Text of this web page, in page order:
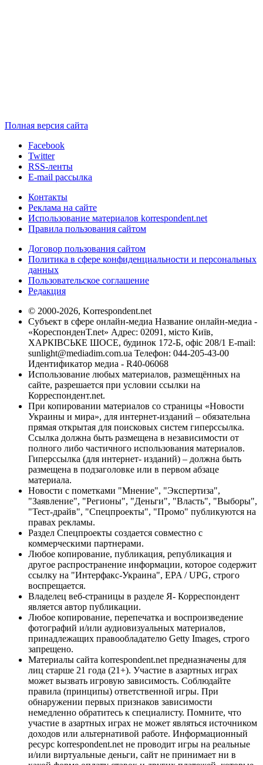
Полная версия сайта
Facebook
Twitter
RSS-ленты
E-mail рассылка
Контакты
Реклама на сайте
Использование материалов korrespondent.net
Правила пользования сайтом
Договор пользования сайтом
Политика в сфере конфиденциальности и персональных
данных
Пользовательское соглашение
Редакция
© 2000-2026, Korrespondent.net
Субъект в сфере онлайн-медиа Название онлайн-медиа -
«КореспонденТ.net» Адрес: 02091, місто Київ,
ХАРКІВСЬКЕ ШОСЕ, будинок 172-Б, офіс 208/1 E-mail:
sunlight@mediadim.com.ua Телефон: 044-205-43-00
Идентификатор медиа - R40-06068
Использование любых материалов, размещённых на
сайте, разрешается при условии ссылки на
Корреспондент.net.
При копировании материалов со страницы «Новости
Украины и мира», для интернет-изданий – обязательна
прямая открытая для поисковых систем гиперссылка.
Ссылка должна быть размещена в независимости от
полного либо частичного использования материалов.
Гиперссылка (для интернет- изданий) – должна быть
размещена в подзаголовке или в первом абзаце
материала.
Новости с пометками "Мнение", "Экспертиза",
"Заявление", "Регионы", "Деньги", "Власть", "Выборы",
"Тест-драйв", "Спецпроекты", "Промо" публикуются на
правах рекламы.
Раздел Спецпроекты создается совместно с
коммерческими партнерами.
Любое копирование, публикация, републикация и
другое распространение информации, которое содержит
ссылку на "Интерфакс-Украина", EPA / UPG, строго
воспрещается.
Владелец веб-страницы в разделе Я- Корреспондент
является автор публикации.
Любое копирование, перепечатка и воспроизведение
фотографий и/или аудиовизуальных материалов,
принадлежащих правообладателю Getty Images, строго
запрещено.
Материалы сайта korrespondent.net предназначены для
лиц старше 21 года (21+). Участие в азартных играх
может вызвать игровую зависимость. Соблюдайте
правила (принципы) ответственной игры. При
обнаружении первых признаков зависимости
немедленно обратитесь к специалисту. Помните, что
участие в азартных играх не может являться источником
доходов или альтернативой работе. Информационный
ресурс korrespondent.net не проводит игры на реальные
и/или виртуальные деньги, сайт не принимает ни в